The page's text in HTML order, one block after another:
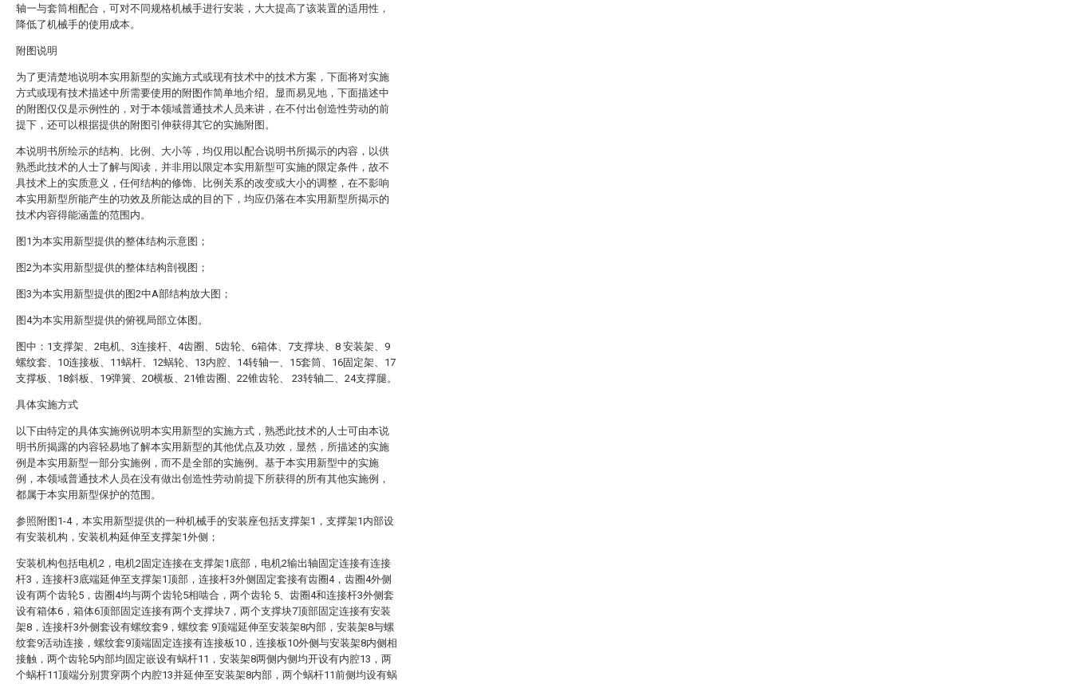
轴一与套筒相配合，可对不同规格机械手进行安装，大大提高了该装置的适用性，
降低了机械手的使用成本。
附图说明
为了更清楚地说明本实用新型的实施方式或现有技术中的技术方案，下面将对实施
方式或现有技术描述中所需要使用的附图作简单地介绍。显而易见地，下面描述中
的附图仅仅是示例性的，对于本领域普通技术人员来讲，在不付出创造性劳动的前
提下，还可以根据提供的附图引伸获得其它的实施附图。
本说明书所绘示的结构、比例、大小等，均仅用以配合说明书所揭示的内容，以供
熟悉此技术的人士了解与阅读，并非用以限定本实用新型可实施的限定条件，故不
具技术上的实质意义，任何结构的修饰、比例关系的改变或大小的调整，在不影响
本实用新型所能产生的功效及所能达成的目的下，均应仍落在本实用新型所揭示的
技术内容得能涵盖的范围内。
图1为本实用新型提供的整体结构示意图；
图2为本实用新型提供的整体结构剖视图；
图3为本实用新型提供的图2中A部结构放大图；
图4为本实用新型提供的俯视局部立体图。
图中：1支撑架、2电机、3连接杆、4齿圈、5齿轮、6箱体、7支撑块、8 安装架、9
螺纹套、10连接板、11蜗杆、12蜗轮、13内腔、14转轴一、15套筒、16固定架、17
支撑板、18斜板、19弹簧、20横板、21锥齿圈、22锥齿轮、 23转轴二、24支撑腿。
具体实施方式
以下由特定的具体实施例说明本实用新型的实施方式，熟悉此技术的人士可由本说
明书所揭露的内容轻易地了解本实用新型的其他优点及功效，显然，所描述的实施
例是本实用新型一部分实施例，而不是全部的实施例。基于本实用新型中的实施
例，本领域普通技术人员在没有做出创造性劳动前提下所获得的所有其他实施例，
都属于本实用新型保护的范围。
参照附图1-4，本实用新型提供的一种机械手的安装座包括支撑架1，支撑架1内部设
有安装机构，安装机构延伸至支撑架1外侧；
安装机构包括电机2，电机2固定连接在支撑架1底部，电机2输出轴固定连接有连接
杆3，连接杆3底端延伸至支撑架1顶部，连接杆3外侧固定套接有齿圈4，齿圈4外侧
设有两个齿轮5，齿圈4均与两个齿轮5相啮合，两个齿轮 5、齿圈4和连接杆3外侧套
设有箱体6，箱体6顶部固定连接有两个支撑块7，两个支撑块7顶部固定连接有安装
架8，连接杆3外侧套设有螺纹套9，螺纹套 9顶端延伸至安装架8内部，安装架8与螺
纹套9活动连接，螺纹套9顶端固定连接有连接板10，连接板10外侧与安装架8内侧相
接触，两个齿轮5内部均固定嵌设有蜗杆11，安装架8两侧内侧均开设有内腔13，两
个蜗杆11顶端分别贯穿两个内腔13并延伸至安装架8内部，两个蜗杆11前侧均设有蜗